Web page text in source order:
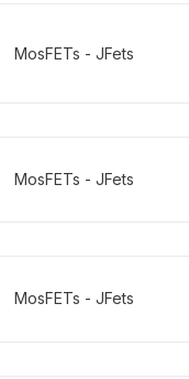
MosFETs - JFets
MosFETs - JFets
MosFETs - JFets